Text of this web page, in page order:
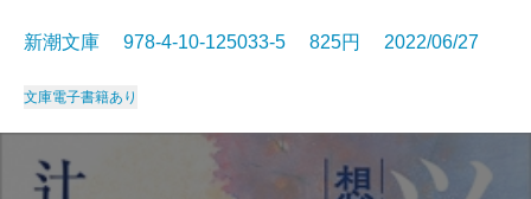
新潮文庫 978-4-10-125033-5 825円 2022/06/27
文庫電子書籍あり